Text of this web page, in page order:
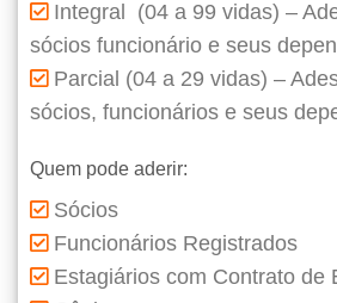
Integral (04 a 99 vidas) –
sócios funcionário e seus
Parcial (04 a 29 vidas) –
sócios, funcionários e seus
Quem pode aderir:
Sócios
Funcionários Registrados
Estagiários com Contrato de